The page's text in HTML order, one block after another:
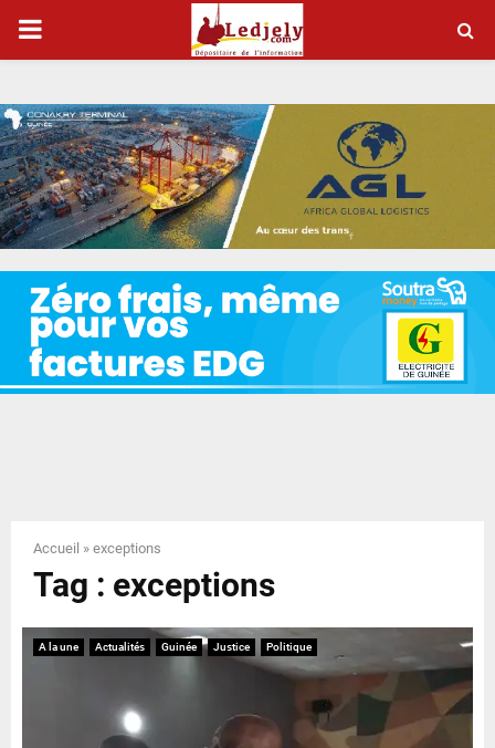
P
I
M
A
Y
N
U
Accueil » exceptions
Tag : exceptions
A la une Actualités Guinée Justice Politique